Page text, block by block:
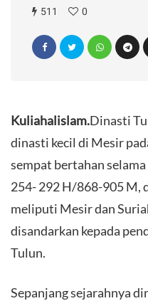
511 0
Kuliahalislam.Dinasti
dinasti kecil di Mesir
sempat bertahan
254- 292 H/868-905 M,
meliputi Mesir dan
disandarkan kepada
Tulun.
Sepanjang sejarahnya